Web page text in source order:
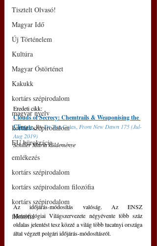
Tisztelt Olvasó!
Magyar Idő
Új Történelem
Kultúra
Magyar Őstörténet
Kakukk
kortárs szépirodalom
magyar nyelv
kortárs szépirodalom
EU bürokrácia
emlékezés
kortárs szépirodalom
kortárs szépirodalom filozófia
kortárs szépirodalom
filozófia
Eredeti cikk:
Clouds of Secrecy: Chemtrails & Weaponising the
Climate, By Dr Tim Coles From New Dawn 175 (Jul-
Aug 2019)
Schiller Mária küldeménye
Az időjárás-módosítás valóság. Az ENSZ
Meteorológiai Világszervezete négyévente több száz
oldalas jelentést tesz közzé a világ több tucatnyi országa
által végzett polgári időjárás-módosításról.